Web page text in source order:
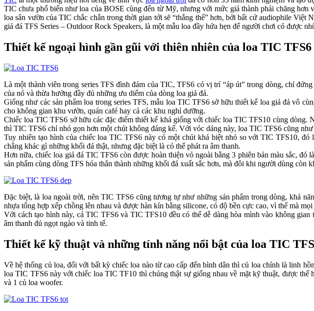
TIC chưa phổ biến như loa của BOSE cùng đến từ Mỹ, nhưng với mức giá thành phải chăng
loa sân vườn của TIC chắc chắn trong thời gian tới sẽ “thắng thế” hơn, bởi bất cứ audiophile
giả đá TFS Series – Outdoor Rock Speakers, là một mẫu loa đầy hứa hẹn để người chơi có được
Thiết kế ngoại hình gần gũi với thiên nhiên của loa TIC TFS6
Là một thành viên trong series TFS đình đám của TIC, TFS6 có vị trí “áp út” trong dòng, chỉ
của nó và thừa hưởng đầy đủ những ưu diểm của dòng loa giả đá.
Giống như các sản phẩm loa trong series TFS, mẫu loa TIC TFS6 sở hữu thiết kế loa giả đá vô
cho không gian khu vườn, quán café hay cả các khu nghỉ dưỡng.
Chiếc loa TIC TFS6 sở hữu các đặc điểm thiết kế khá giống với chiếc loa TIC TFS10 cùng
thì TIC TFS6 chỉ nhỏ gọn hơn một chút không đáng kể. Với vóc dáng này, loa TIC TFS6 cũng
Tuy nhiên tạo hình của chiếc loa TIC TFS6 này có một chút khá biệt nhỏ so với TIC TFS10,
chẳng khác gì những khối đá thật, nhưng đặc biệt là có thể phát ra âm thanh.
Hơn nữa, chiếc loa giả đá TIC TFS6 còn được hoàn thiện vỏ ngoài bằng 3 phiên bản màu sắc,
sản phẩm cùng dòng TFS hóa thân thành những khối đá xuất sắc hơn, mà đôi khi người dùng còn
Đặc biệt, là loa ngoài trời, nên TIC TFS6 cũng tương tự như những sản phẩm trong dòng, khả
nhựa tổng hợp xếp chồng lên nhau và được hàn kín bằng silicone, có độ bền cực cao, vì thế mà
Với cách tạo hình này, cả TIC TFS6 và TIC TFS10 đều có thể dễ dàng hòa mình vào không
âm thanh đủ ngọt ngào và tinh tế.
Thiết kế kỹ thuật và những tính năng nổi bật của loa TIC
Về hệ thống củ loa, đối với bất kỳ chiếc loa nào từ cao cấp đến bình dân thì củ loa chính là linh
loa TIC TFS6 này với chiếc loa TIC TF10 thì chúng thật sự giống nhau về mặt kỹ thuật, được
và 1 củ loa woofer.